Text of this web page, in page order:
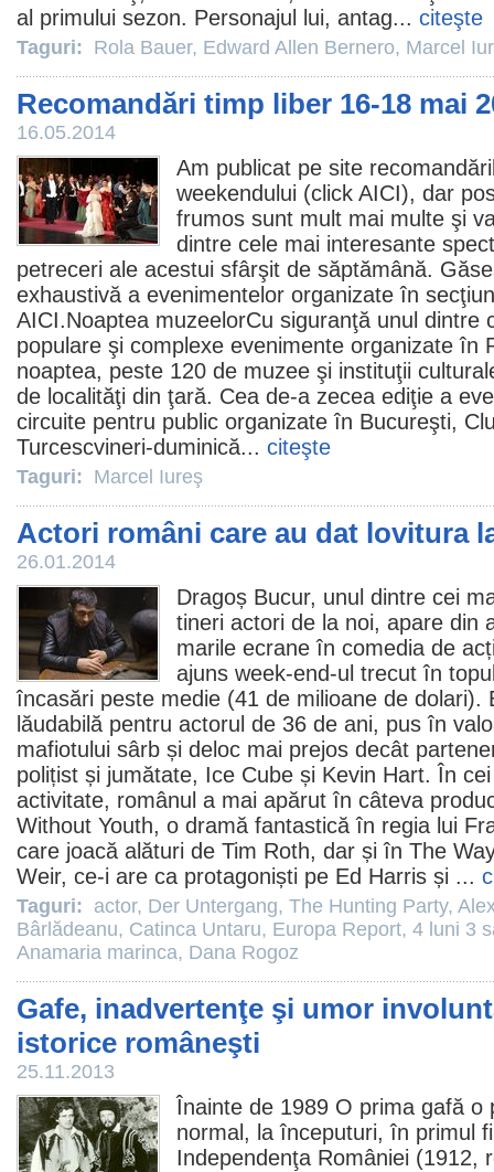
al primului sezon. Personajul lui, antag... citeşte
Taguri: Rola Bauer, Edward Allen Bernero, Marcel
Recomandări timp liber 16-18 mai
16.05.2014
Am publicat pe site
weekendului (click AICI), dar
frumos sunt mult mai multe şi
dintre cele mai interesante
petreceri ale acestui sfârşit de săptămână.
exhaustivă a evenimentelor organizate în
AICI.Noaptea muzeelorCu siguranţă unul dintre
populare şi complexe evenimente organizate în
noaptea, peste 120 de muzee şi instituţii
de localităţi din ţară. Cea de-a zecea ediţie a
circuite pentru public organizate în Bucureşti,
Turcescvineri-duminică... citeşte
Taguri: Marcel Iureş
Actori români care au dat lovitura
26.01.2014
Dragoș Bucur, unul dintre cei
tineri actori de la noi, apare din
marile ecrane în comedia de
ajuns week-end-ul trecut în
încasări peste medie (41 de milioane de dolari).
lăudabilă pentru actorul de 36 de ani, pus în
mafiotului sârb și deloc mai prejos decât
polițist și jumătate, Ice Cube și Kevin Hart. În
activitate, românul a mai apărut în câteva
Without Youth, o dramă fantastică în regia lui
care joacă alături de Tim Roth, dar și în The
Weir, ce-i are ca protagoniști pe Ed Harris și ...
Taguri: actor, Der Untergang, The Hunting Party,
Bârlădeanu, Catinca Untaru, Europa Report, 4 luni 3
Anamaria marinca, Dana Rogoz
Gafe, inadvertenţe şi umor
istorice româneşti
25.11.2013
Înainte de 1989 O prima gafă o
normal, la începuturi, în primul
Independenţa României (1912,